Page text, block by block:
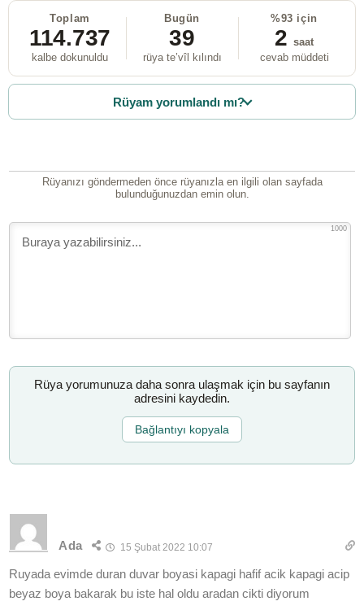
Toplam
114.737
kalbe dokunuldu
Bugün
39
rüya te’vîl kılındı
%93 için
2 saat
cevab müddeti
Rüyam yorumlandı mı?
Rüyanızı göndermeden önce rüyanızla en ilgili olan sayfada
bulunduğunuzdan emin olun.
1000
Rüya yorumunuza daha sonra ulaşmak için bu sayfanın
adresini kaydedin.
Bağlantıyı kopyala
Ada 15 Şubat 2022 10:07
Ruyada evimde duran duvar boyasi kapagi hafif acik kapagi acip
beyaz boya bakarak bu iste hal oldu aradan cikti diyorum